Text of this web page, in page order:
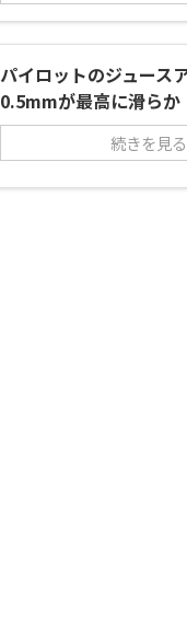
パイロットのジュース
0.5mmが最高に滑らか
続きを見る